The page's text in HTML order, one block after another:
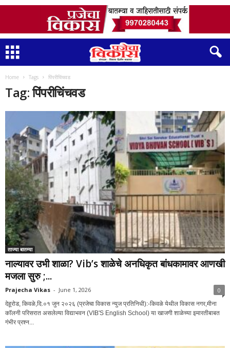
Home Tags पिंपरीचिंचवड
Tag: पिंपरीचिंचवड
ताज्या बातम्या
नाल्यावर उभी शाळा? Vib’s शाळेचे अनधिकृत बांधकामावर आणखी
मजला सुरु ;...
Prajecha Vikas - June 1, 2026 0
देहूरोड, किवळे,दि.०१ जुन २०२६ (प्रजेचा विकास न्युज प्रतिनिधी):-किवळे येथील विकास नगर,मीना
काॅलनी परिसरात असलेल्या विद्याभवन (VIB'S English School) या खाजगी शाळेच्या इमारतीबाबत
गंभीर प्रश्न...